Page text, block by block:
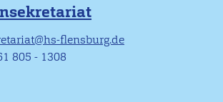
flensburg.de
805 - 1308